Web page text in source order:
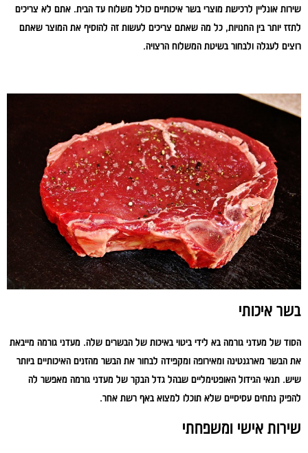
שירות אונליין לרכישת מוצרי בשר איכותיים כולל משלוח עד הבית. אתם לא צריכים
לתזז יותר בין החנויות, כל מה שאתם צריכים לעשות זה להוסיף את המוצר שאתם
רוצים לעגלה ולבחור בשיטת המשלוח הרצויה.
בשר איכותי
הסוד של מעדני גורמה בא לידי ביטוי באיכות של הבשרים שלה. מעדני גורמה מייבאת
את הבשר מארגנטינה ומאירופה ומקפידה לבחור את הבשר מהזנים האיכותיים ביותר
שיש. תנאי הגידול האופטימליים שבהל גדל הבקר של מעדני גורמה מאפשר לה
להפיק נתחים עסיסיים שלא תוכלו למצוא באף רשת אחר.
שירות אישי ומשפחתי